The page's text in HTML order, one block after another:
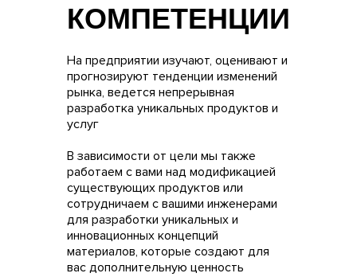
На предприятии изучают, оценивают и
прогнозируют тенденции изменений
рынка, ведется непрерывная
разработка уникальных продуктов и
услуг
В зависимости от цели мы также
работаем с вами над модификацией
существующих продуктов или
сотрудничаем с вашими инженерами
для разработки уникальных и
инновационных концепций
материалов, которые создают для
вас дополнительную ценность
КОМПЕТЕНЦИИ